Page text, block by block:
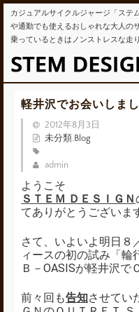
カジュアルサイクルジャージ「ステ
や通勤でも使えるおしゃれな大人の
乗っているときはノンストレスな走
軽井沢でお会いしま
2012年8月3日
未分類, Blog
admin
ようこそ
ＳＴＥＭ ＤＥＳＩＧＮ
てありがとうございま
さて、いよいよ明日８
ィースの初の試み「輪
Ｂ－OASISが軽井沢で
前々回も告知させてい